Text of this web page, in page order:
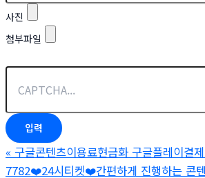
사진
첨부파일
« 구글콘텐츠이용료현금화 구글플레이
7782❤️24시티켓❤️간편하게 진행하는 콘